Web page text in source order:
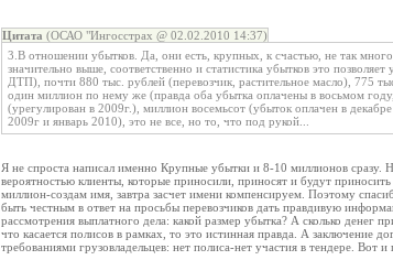
Цитата (ОСАО "Ингосстрах @ 02.02.2010 14:37)
3.В отношении убытков. Да, они есть, крупных, к счастью, не так
значительно выше, соответственно и статистика убытков это
ДТП), почти 880 тыс. рублей (перевозчик, растительное масло), 775
один миллион по нему же (правда оба убытка оплачены в восьмом
(урегулирован в 2009г.), миллион восемьсот (убыток оплачен в
2009г и январь 2010), это не все, но то, что под рукой...
Я не спроста написал именно Крупные убытки и 8-10 миллионов
вероятностью клиенты, которые приносили, приносят и будут
миллион-создам имя, завтра засчет имени компенсируем. Поэтому
быть честным в ответ на просьбы перевозчиков дать правдивую
рассмотрения выплатного дела: какой размер убытка? А сколько
что касается полисов в рамках, то это истинная правда. А заключение
требованиями грузовладельцев: нет полиса-нет участия в тендере. Вот